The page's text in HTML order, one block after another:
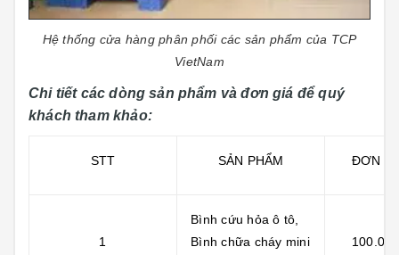
Hệ thống cửa hàng phân phối các sản phẩm của TCP
VietNam
Chi tiết các dòng sản phẩm và đơn giá để quý
khách tham khảo:
STT SẢN PHẨM ĐƠN
1
Bình cứu hỏa ô tô,
Bình chữa cháy mini